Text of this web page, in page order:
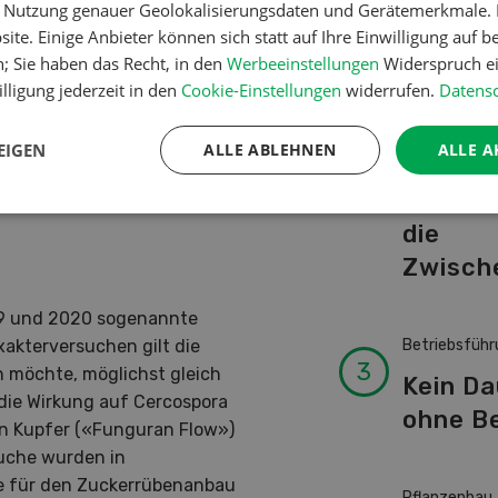
ineinander über, und
desto höher ist der
zur Folge, dass die Rübe
Rübe auf die eingelagerten
und 2020 sogenannte
gilt die
möchte, möglichst gleich
Wirkung auf Cercospora
Kupfer («Funguran Flow»)
wurden in
für den Zuckerrübenanbau
von A-
Pflanzenbau
die
Kein
ohne
genauer Geolokalisierungsdaten und
Einige Anbieter können sich statt auf Ihre Einwilligung auf
Sie haben das Recht, in den Werbeeinstellungen Widerspruch
jederzeit in den Cookie-Einstellungen widerrufen.
ALLE
ALLE ABLEHNEN